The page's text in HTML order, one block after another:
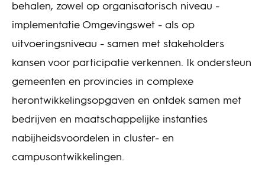
behalen, zowel op organisatorisch niveau -
implementatie Omgevingswet - als op
uitvoeringsniveau - samen met stakeholders
kansen voor participatie verkennen. Ik ondersteun
gemeenten en provincies in complexe
herontwikkelingsopgaven en ontdek samen met
bedrijven en maatschappelijke instanties
nabijheidsvoordelen in cluster- en
campusontwikkelingen.